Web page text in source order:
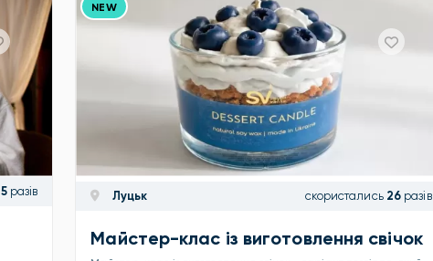
5разів
NEW
Луцьк скористались 26 разів
Майстер-клас із виготовлення свічок